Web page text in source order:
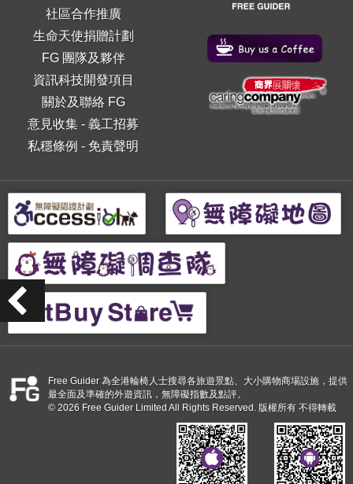
社區合作推廣
生命天使捐贈計劃
FG 團隊及夥伴
資訊科技開發項目
關於及聯絡 FG
意見收集 -義工招募
私穩條例 - 免責聲明
Free Guider 為全港輪椅人士搜尋各旅遊景點、大小購物商場設施，提供
最全面及準確的外遊資訊，無障礙指數及點評。
© 2026 Free Guider Limited All Rights Reserved. 版權所有 不得轉載